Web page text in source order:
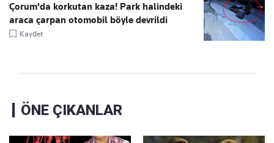
Çorum'da korkutan kaza! Park halindeki
araca çarpan otomobil böyle devrildi
Kaydet
ÖNE ÇIKANLAR